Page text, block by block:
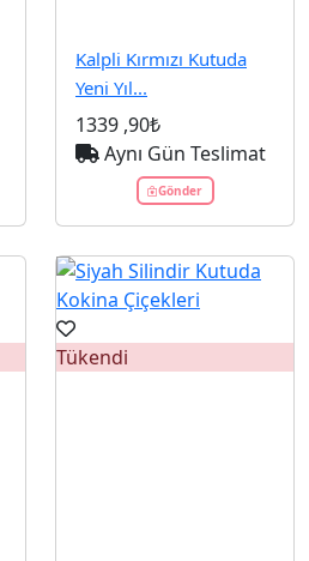
Kalpli Kırmızı Kutuda
Yeni Yıl...
1339 ,90₺
Aynı Gün Teslimat
Gönder
Tükendi